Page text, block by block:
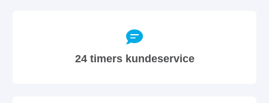
24 timers kundeservice